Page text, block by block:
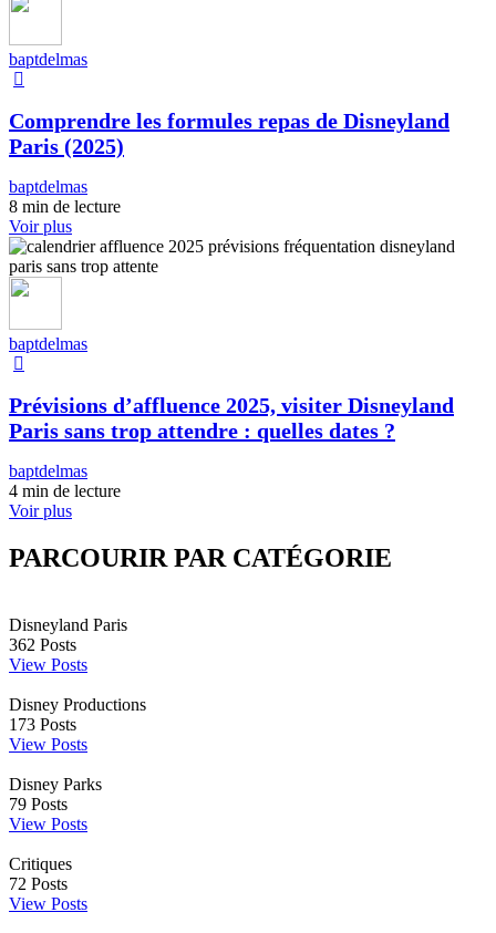
baptdelmas
Comprendre les formules repas de Disneyland
Paris (2025)
baptdelmas
8 min de lecture
Voir plus
baptdelmas
Prévisions d’affluence 2025, visiter Disneyland
Paris sans trop attendre : quelles dates ?
baptdelmas
4 min de lecture
Voir plus
PARCOURIR PAR CATÉGORIE
Disneyland Paris
362 Posts
View Posts
Disney Productions
173 Posts
View Posts
Disney Parks
79 Posts
View Posts
Critiques
72 Posts
View Posts